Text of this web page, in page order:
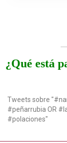
¿Qué está
Tweets sobre
#peñarrubia OR
#polaciones"